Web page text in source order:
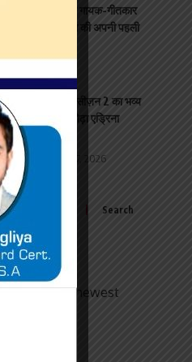
के ‘राह रिकॉर्ड्स’ ने गायक-गीतकार
‘जादूगरी’ के साथ की अपनी पहली
बिजनेस अवॉर्ड – सीज़न 2 का भव्य
की शाम मुंबई के लोढ़ा एड्रिना
August 7, 2026
to get our newest